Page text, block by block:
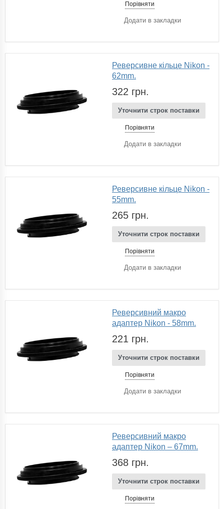
Порівняти
Додати в закладки
Реверсивне кільце Nikon -
62mm.
322 грн.
Уточнити строк поставки
Порівняти
Додати в закладки
Реверсивне кільце Nikon -
55mm.
265 грн.
Уточнити строк поставки
Порівняти
Додати в закладки
Реверсивний макро
адаптер Nikon - 58mm.
221 грн.
Уточнити строк поставки
Порівняти
Додати в закладки
Реверсивний макро
адаптер Nikon – 67mm.
368 грн.
Уточнити строк поставки
Порівняти